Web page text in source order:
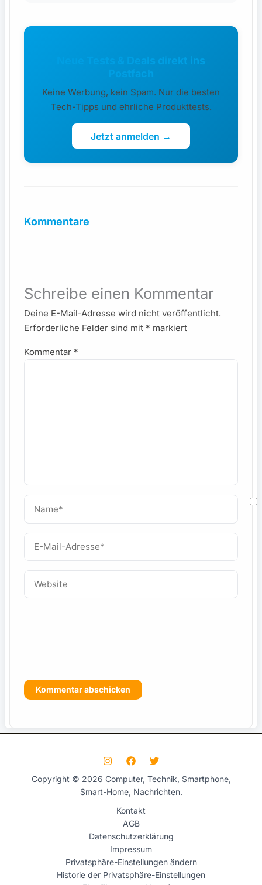
Neue Tests & Deals direkt ins
Postfach
Keine Werbung, kein Spam. Nur die besten
Tech-Tipps und ehrliche Produkttests.
Jetzt anmelden →
Kommentare
Schreibe einen Kommentar
Deine E-Mail-Adresse wird nicht veröffentlicht.
Erforderliche Felder sind mit * markiert
Kommentar *
E-
Adresse*
Website
Copyright © 2026 Computer, Technik, Smartphone,
Smart-Home, Nachrichten.
Kontakt
AGB
Datenschutzerklärung
Impressum
Privatsphäre-Einstellungen ändern
Historie der Privatsphäre-Einstellungen